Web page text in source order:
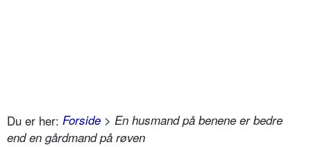
Du er her: Forside > En husmand på benene er bedre
end en gårdmand på røven